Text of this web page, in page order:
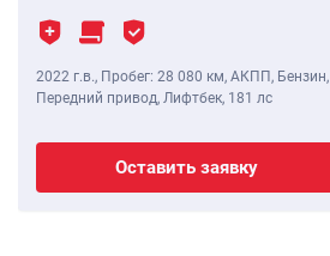
2022 г.в., Пробег: 28 080 км, АКПП, Бензин,
Передний привод, Лифтбек, 181 лс
Оставить заявку